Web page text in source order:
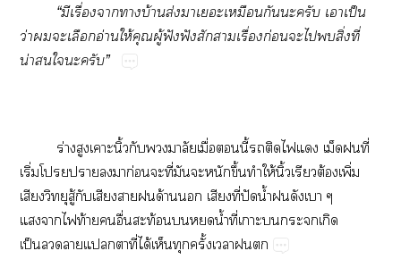
“มีเรื่องาาบ้านส่งาเะเหมือนกันะครับ เาเป็น
ว่าะเลือกอ่านให้คุณผู้ฟังฟังสักาเรื่องก่อนะไสิ่งที่
น่าใะครับ”
ร่างสูงเาะนิ้วกับมาลัยเมื่อนี้ติดไแ เม็ดที่
เริ่มโามาก่อนะที่มันะหนักขึ้นทำให้นิ้วเรียวต้องเพิ่ม
เสียงวิทยุสู้กับเสียงาด้าน เสียงที่ปัดน้ำดังเา ๆ
แาไท้ายอื่นสะท้อนน้ำที่เาะะเกิด
เป็นาแาที่ได้เห็นทุกครั้งเา